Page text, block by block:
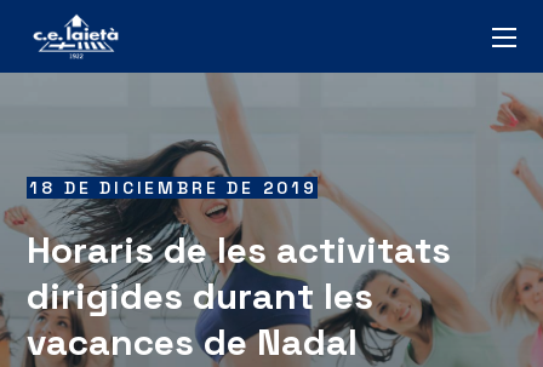
18 DE DICIEMBRE DE 2019
Horaris de les activitats
dirigides durant les
vacances de Nadal